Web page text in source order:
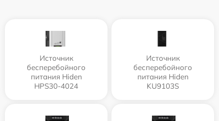
Источник
бесперебойного
питания Hiden
HPS30-4024
Источник
бесперебойного
питания Hiden
KU9103S